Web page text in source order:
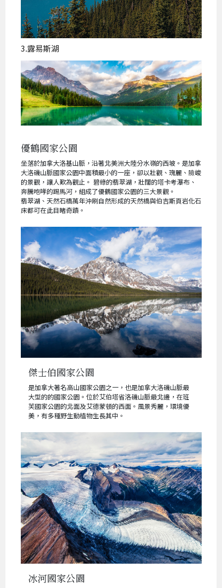
3.露易斯湖
優鶴國家公園
坐落於加拿大洛基山脈，沿著北美洲大陸分水嶺的西坡。是加拿
大洛磯山脈國家公園中面積最小的一座，卻以壯觀、瑰麗、險峻
的景觀，讓人歎為觀止。 碧綠的翡翠湖，壯闊的塔卡考瀑布、
奔騰咆哮的踢馬河，組成了優鶴國家公園的三大景觀。
翡翠湖、天然石橋萬年沖刷自然形成的天然橋與伯吉斯頁岩化石
床都可在此目睹奇蹟。
傑士伯國家公園
是加拿大著名高山國家公園之一，也是加拿大洛磯山脈最
大型的的國家公園。位於艾伯塔省洛磯山脈最北邊，在班
芙國家公園的北面及艾德蒙頓的西面。風景秀麗，環境優
美，有多種野生動植物生長其中。
冰河國家公園